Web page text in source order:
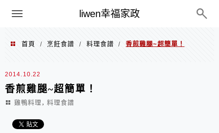
liwen幸福家政
menu
首頁 / 烹飪食譜 / 料理食譜 / 香煎雞腿~超簡單！
2014.10.22
香煎雞腿~超簡單！
雞鴨料理 , 料理食譜